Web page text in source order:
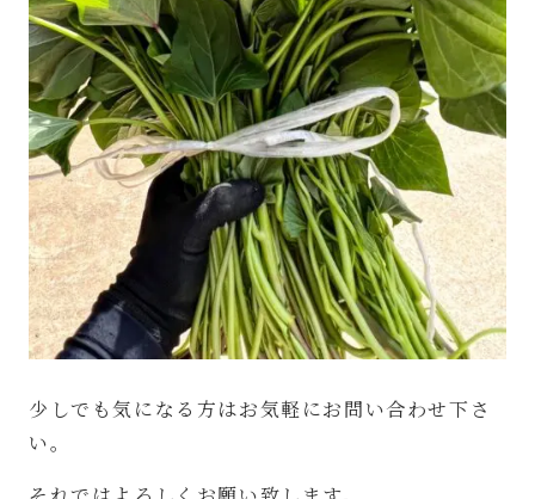
少しでも気になる方はお気軽にお問い合わせ下さ
い。